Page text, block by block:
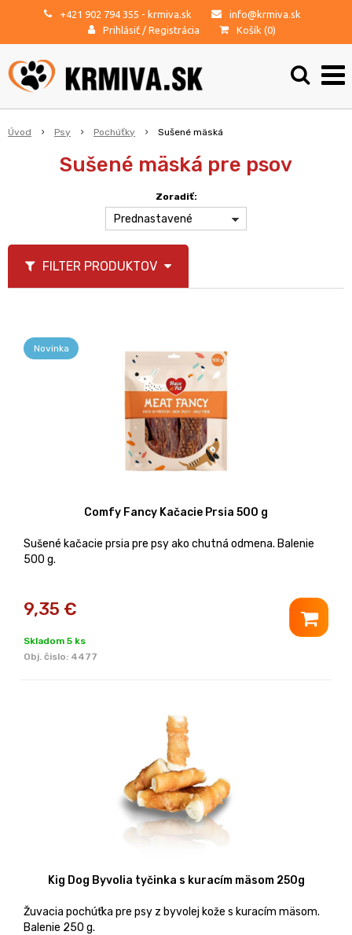
+421 902 794 355 - krmiva.sk
info@krmiva.sk
Prihlásiť / Registrácia Košík (0)
Úvod Psy Pochúťky Sušené mäská
Sušené mäská pre psov
Zoradiť:
Prednastavené
FILTER PRODUKTOV
Novinka
Comfy Fancy Kačacie Prsia 500 g
Sušené kačacie prsia pre psy ako chutná odmena. Balenie
500 g.
9,35 €
Skladom 5 ks
Obj. čislo: 4477
Kig Dog Byvolia tyčinka s kuracím mäsom 250g
Žuvacia pochúťka pre psy z byvolej kože s kuracím mäsom.
Balenie 250 g.